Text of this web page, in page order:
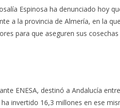
Espinosa ha denunciado hoy
a la provincia de Almería, en la
para que aseguren sus
ENESA, destinó a Andalucía
invertido 16,3 millones en ese